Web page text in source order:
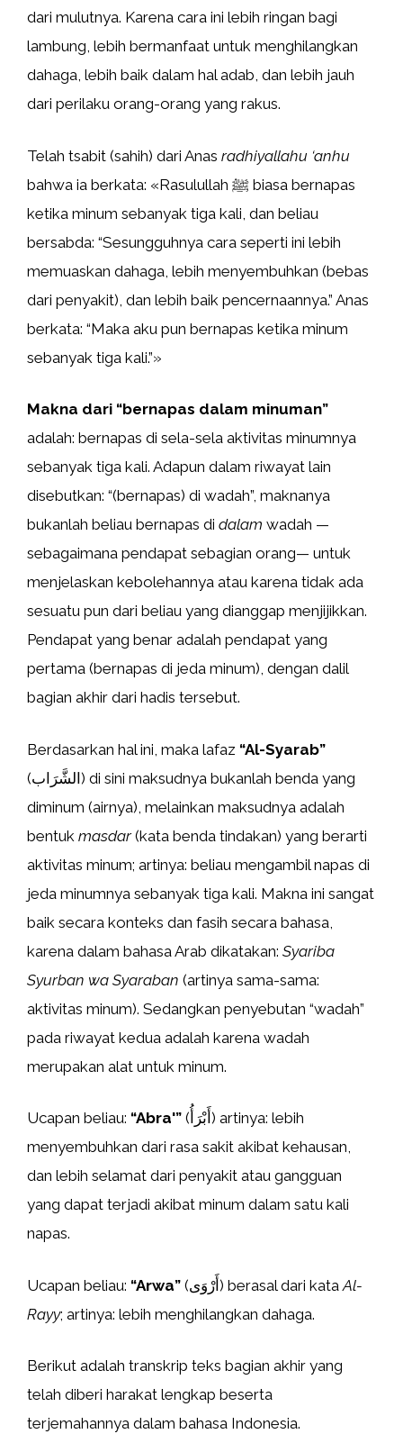
dari mulutnya. Karena cara ini lebih ringan bagi
lambung, lebih bermanfaat untuk menghilangkan
dahaga, lebih baik dalam hal adab, dan lebih jauh
dari perilaku orang-orang yang rakus.
Telah tsabit (sahih) dari Anas radhiyallahu ‘anhu
bahwa ia berkata: «Rasulullah ﷺ biasa bernapas
ketika minum sebanyak tiga kali, dan beliau
bersabda: “Sesungguhnya cara seperti ini lebih
memuaskan dahaga, lebih menyembuhkan (bebas
dari penyakit), dan lebih baik pencernaannya.” Anas
berkata: “Maka aku pun bernapas ketika minum
sebanyak tiga kali.”»
Makna dari “bernapas dalam minuman”
adalah: bernapas di sela-sela aktivitas minumnya
sebanyak tiga kali. Adapun dalam riwayat lain
disebutkan: “(bernapas) di wadah”, maknanya
bukanlah beliau bernapas di dalam wadah —
sebagaimana pendapat sebagian orang— untuk
menjelaskan kebolehannya atau karena tidak ada
sesuatu pun dari beliau yang dianggap menjijikkan.
Pendapat yang benar adalah pendapat yang
pertama (bernapas di jeda minum), dengan dalil
bagian akhir dari hadis tersebut.
Berdasarkan hal ini, maka lafaz “Al-Syarab”
(الشَّرَاب) di sini maksudnya bukanlah benda yang
diminum (airnya), melainkan maksudnya adalah
bentuk masdar(kata benda tindakan) yang berarti
aktivitas minum; artinya: beliau mengambil napas di
jeda minumnya sebanyak tiga kali. Makna ini sangat
baik secara konteks dan fasih secara bahasa,
karena dalam bahasa Arab dikatakan: Syariba
Syurban wa Syaraban (artinya sama-sama:
aktivitas minum). Sedangkan penyebutan “wadah”
pada riwayat kedua adalah karena wadah
merupakan alat untuk minum.
Ucapan beliau: “Abra'” (أَبْرَأُ) artinya: lebih
menyembuhkan dari rasa sakit akibat kehausan,
dan lebih selamat dari penyakit atau gangguan
yang dapat terjadi akibat minum dalam satu kali
napas.
Ucapan beliau: “Arwa” (أَرْوَى) berasal dari kata Al-
Rayy; artinya: lebih menghilangkan dahaga.
Berikut adalah transkrip teks bagian akhir yang
telah diberi harakat lengkap beserta
terjemahannya dalam bahasa Indonesia.